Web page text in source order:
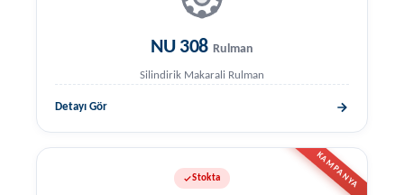
NU 308 Rulman
Silindirik Makarali Rulman
Detayı Gör
KAMPANYA
Stokta